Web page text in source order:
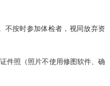
按时参加体检者，视同放弃资
照（照片不使用修图软件、确